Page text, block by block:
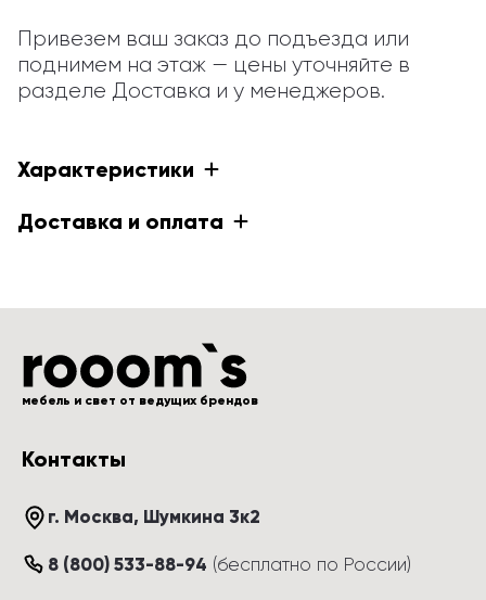
Привезем ваш заказ до подъезда или
поднимем на этаж — цены уточняйте в
разделе Доставка и у менеджеров.
Характеристики
Доставка и оплата
мебель и свет от ведущих брендов
Контакты
г. Москва, Шумкина 3к2
8 (800) 533-88-94 (бесплатно по России)